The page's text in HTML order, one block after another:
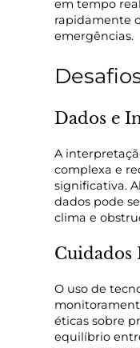
em tempo
rapidamente
emergências.
Dados e
A
complexa e
significativa.
dados pode
clima e
Cuidados
O uso de
éticas sobre
equilíbrio